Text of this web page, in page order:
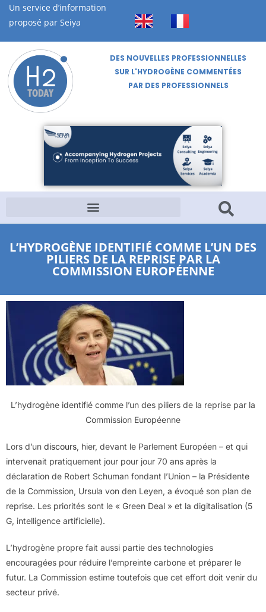
Un service d’information
proposé par Seiya
DES NOUVELLES PROFESSIONNELLES
SUR L'HYDROGÈNE COMMENTÉES
PAR DES PROFESSIONNELS
L’HYDROGÈNE IDENTIFIÉ COMME L’UN DES
PILIERS DE LA REPRISE PAR LA
COMMISSION EUROPÉENNE
L’hydrogène identifié comme l’un des piliers de la reprise par la
Commission Européenne
Lors d’un discours, hier, devant le Parlement Européen – et qui
intervenait pratiquement jour pour jour 70 ans après la
déclaration de Robert Schuman fondant l’Union – la Présidente
de la Commission, Ursula von den Leyen, a évoqué son plan de
reprise. Les priorités sont le « Green Deal » et la digitalisation (5
G, intelligence artificielle).
L’hydrogène propre fait aussi partie des technologies
encouragées pour réduire l’empreinte carbone et préparer le
futur. La Commission estime toutefois que cet effort doit venir du
secteur privé.